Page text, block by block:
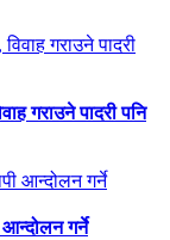
गराउने पादरी पनि
गर्ने